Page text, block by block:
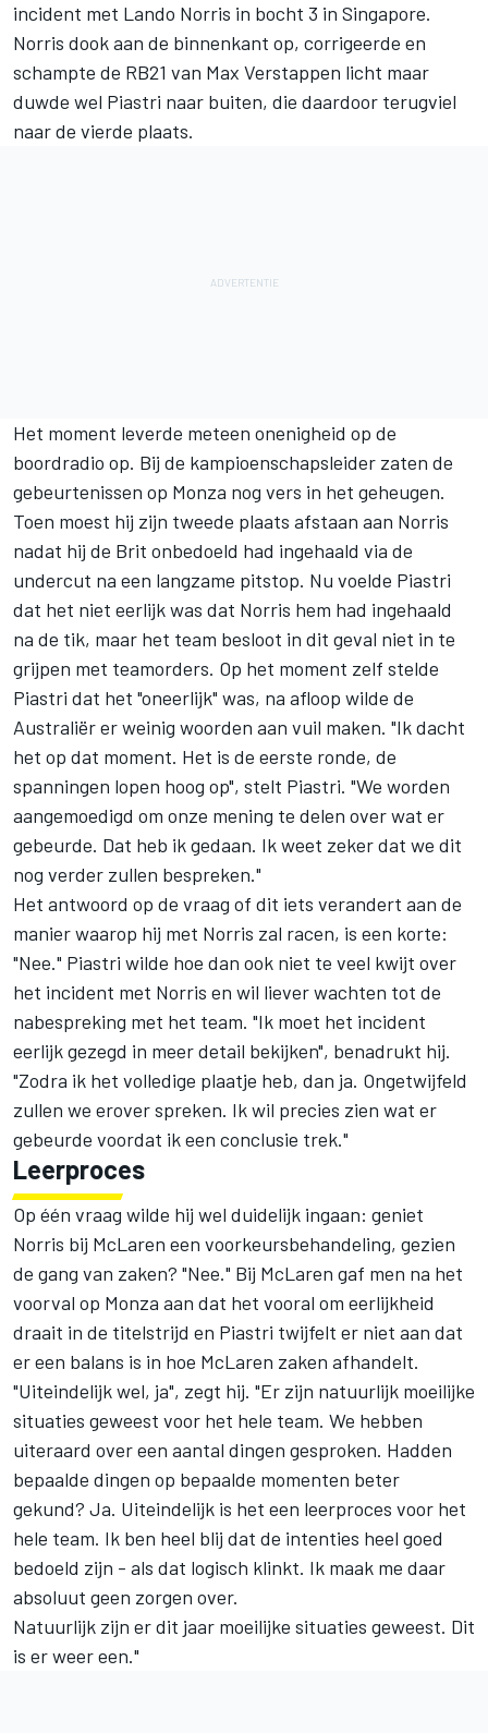
incident met Lando Norris in bocht 3 in Singapore.
Norris dook aan de binnenkant op, corrigeerde en
schampte de RB21 van Max Verstappen licht maar
duwde wel Piastri naar buiten, die daardoor terugviel
naar de vierde plaats.
Het moment leverde meteen onenigheid op de
boordradio op. Bij de kampioenschapsleider zaten de
gebeurtenissen op Monza nog vers in het geheugen.
Toen moest hij zijn tweede plaats afstaan aan Norris
nadat hij de Brit onbedoeld had ingehaald via de
undercut na een langzame pitstop. Nu voelde Piastri
dat het niet eerlijk was dat Norris hem had ingehaald
na de tik, maar het team besloot in dit geval niet in te
grijpen met teamorders. Op het moment zelf stelde
Piastri dat het "oneerlijk" was, na afloop wilde de
Australiër er weinig woorden aan vuil maken. "Ik dacht
het op dat moment. Het is de eerste ronde, de
spanningen lopen hoog op", stelt Piastri. "We worden
aangemoedigd om onze mening te delen over wat er
gebeurde. Dat heb ik gedaan. Ik weet zeker dat we dit
nog verder zullen bespreken."
Het antwoord op de vraag of dit iets verandert aan de
manier waarop hij met Norris zal racen, is een korte:
"Nee." Piastri wilde hoe dan ook niet te veel kwijt over
het incident met Norris en wil liever wachten tot de
nabespreking met het team. "Ik moet het incident
eerlijk gezegd in meer detail bekijken", benadrukt hij.
"Zodra ik het volledige plaatje heb, dan ja. Ongetwijfeld
zullen we erover spreken. Ik wil precies zien wat er
gebeurde voordat ik een conclusie trek."
Leerproces
Op één vraag wilde hij wel duidelijk ingaan: geniet
Norris bij McLaren een voorkeursbehandeling, gezien
de gang van zaken? "Nee." Bij McLaren gaf men na het
voorval op Monza aan dat het vooral om eerlijkheid
draait in de titelstrijd en Piastri twijfelt er niet aan dat
er een balans is in hoe McLaren zaken afhandelt.
"Uiteindelijk wel, ja", zegt hij. "Er zijn natuurlijk moeilijke
situaties geweest voor het hele team. We hebben
uiteraard over een aantal dingen gesproken. Hadden
bepaalde dingen op bepaalde momenten beter
gekund? Ja. Uiteindelijk is het een leerproces voor het
hele team. Ik ben heel blij dat de intenties heel goed
bedoeld zijn - als dat logisch klinkt. Ik maak me daar
absoluut geen zorgen over.
Natuurlijk zijn er dit jaar moeilijke situaties geweest. Dit
is er weer een."